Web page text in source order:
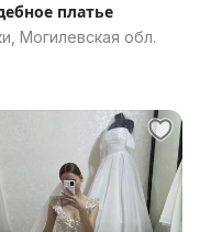
платье
Могилевская обл.